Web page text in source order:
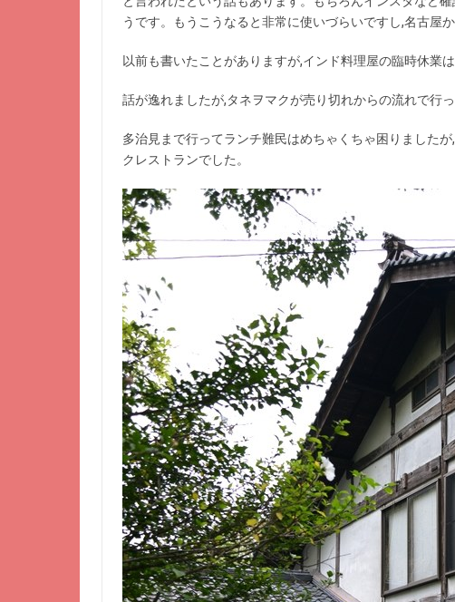
うです。もうこうなると非常に使いづらいですし,名古屋
以前も書いたことがありますが,インド料理屋の臨時休業
話が逸れましたが,タネヲマクが売り切れからの流れで行
多治見まで行ってランチ難民はめちゃくちゃ困りました
クレストランでした。